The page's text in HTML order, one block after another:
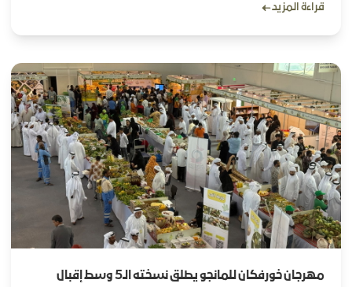
القاسمية، وذلك تقديراً لدورها كشريك داعم في برامج التدريب والتأهيل
قراءة المزيد
مهرجان خورفكان للمانجو يطلق نسخته الـ5 وسط إقبال